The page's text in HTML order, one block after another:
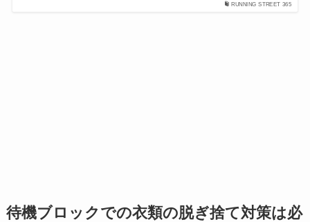
RUNNING STREET 365
待機ブロックでの衣類の脱ぎ捨て対策は必